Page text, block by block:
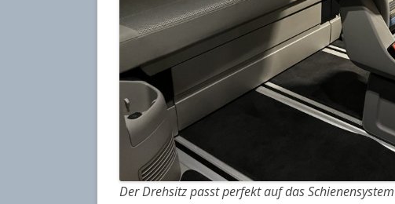
Der Drehsitz passt perfekt auf das